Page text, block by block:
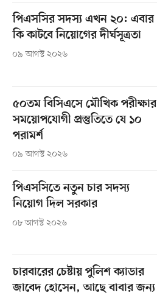
পিএসসির সদস্য এখন ২০: এবার
কি কাটবে নিয়োগের দীর্ঘসূত্রতা
০৯ আগস্ট ২০২৬
৫০তম বিসিএসে মৌখিক পরীক্ষার
সময়োপযোগী প্রস্তুতিতে যে ১০
পরামর্শ
০৯ আগস্ট ২০২৬
পিএসসিতে নতুন চার সদস্য
নিয়োগ দিল সরকার
০৮ আগস্ট ২০২৬
চারবারের চেষ্টায় পুলিশ ক্যাডার
জাবেদ হোসেন, আছে বাবার জন্য